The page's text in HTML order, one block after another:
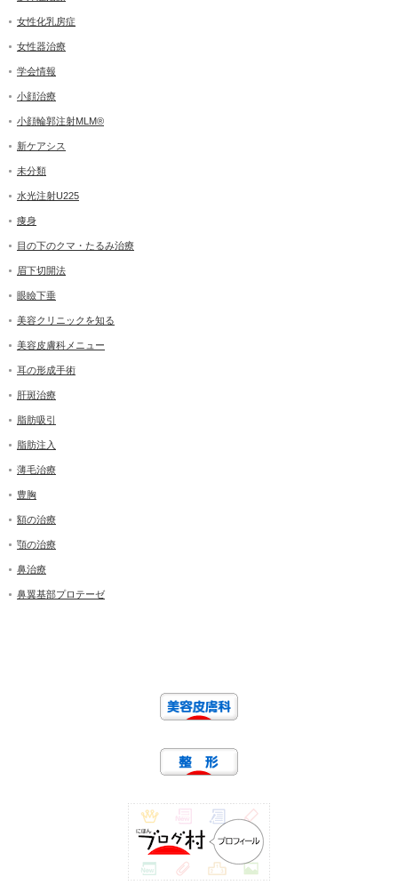
女性化乳房症
女性器治療
学会情報
小顔治療
小顔輪郭注射MLM®
新ケアシス
未分類
水光注射U225
痩身
目の下のクマ・たるみ治療
眉下切開法
眼瞼下垂
美容クリニックを知る
美容皮膚科メニュー
耳の形成手術
肝斑治療
脂肪吸引
脂肪注入
薄毛治療
豊胸
額の治療
顎の治療
鼻治療
鼻翼基部プロテーゼ